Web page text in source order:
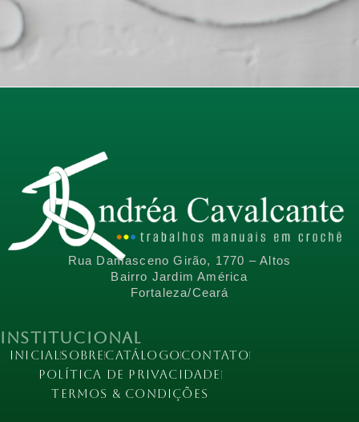
Rua Damasceno Girão, 1770 – Altos
Bairro Jardim América
Fortaleza/Ceará
Institucional
InicialSobreCatálogoContato
Política de Privacidade
Termos & Condições